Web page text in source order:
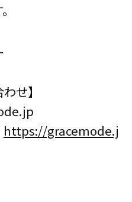
せ】
https://gracemode.j